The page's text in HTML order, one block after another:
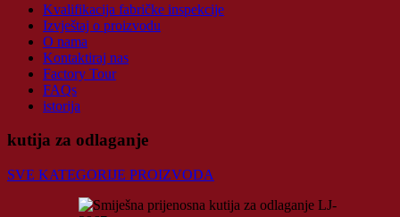
Kvalifikacija fabričke inspekcije
Izvještaj o proizvodu
O nama
Kontaktiraj nas
Factory Tour
FAQs
istorija
kutija za odlaganje
SVE KATEGORIJE PROIZVODA